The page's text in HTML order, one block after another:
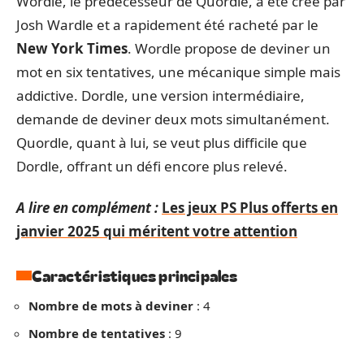
Josh Wardle et a rapidement été racheté par le
New York Times. Wordle propose de deviner un
mot en six tentatives, une mécanique simple mais
addictive. Dordle, une version intermédiaire,
demande de deviner deux mots simultanément.
Quordle, quant à lui, se veut plus difficile que
Dordle, offrant un défi encore plus relevé.
A lire en complément : Les jeux PS Plus offerts en
janvier 2025 qui méritent votre attention
Caractéristiques principales
Nombre de mots à deviner : 4
Nombre de tentatives : 9